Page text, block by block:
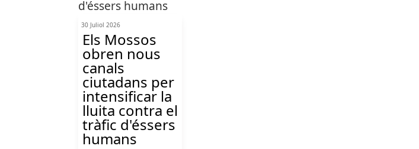
30 Juliol 2026
Els Mossos
obren nous
canals
ciutadans per
intensificar la
lluita contra el
tràfic d'éssers
humans